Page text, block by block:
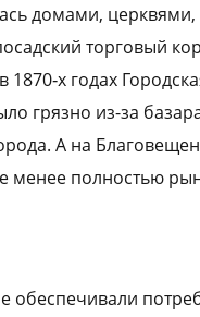
домами, церквями,
торговый
годах
грязно из-за
А на
менее полностью
обеспечивали